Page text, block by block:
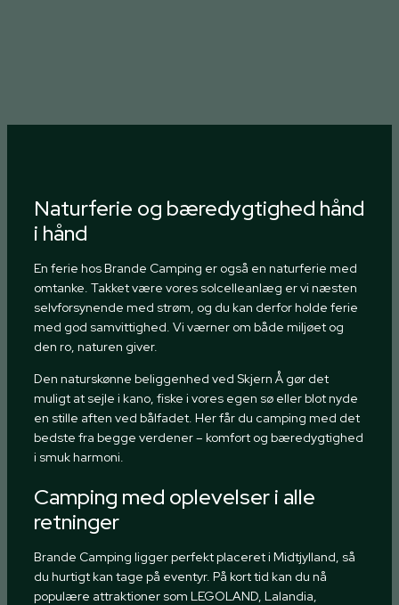
Naturferie og bæredygtighed hånd
i hånd
En ferie hos Brande Camping er også en naturferie med
omtanke. Takket være vores solcelleanlæg er vi næsten
selvforsynende med strøm, og du kan derfor holde ferie
med god samvittighed. Vi værner om både miljøet og
den ro, naturen giver.
Den naturskønne beliggenhed ved Skjern Å gør det
muligt at sejle i kano, fiske i vores egen sø eller blot nyde
en stille aften ved bålfadet. Her får du camping med det
bedste fra begge verdener – komfort og bæredygtighed
i smuk harmoni.
Camping med oplevelser i alle
retninger
Brande Camping ligger perfekt placeret i Midtjylland, så
du hurtigt kan tage på eventyr. På kort tid kan du nå
populære attraktioner som LEGOLAND, Lalandia,